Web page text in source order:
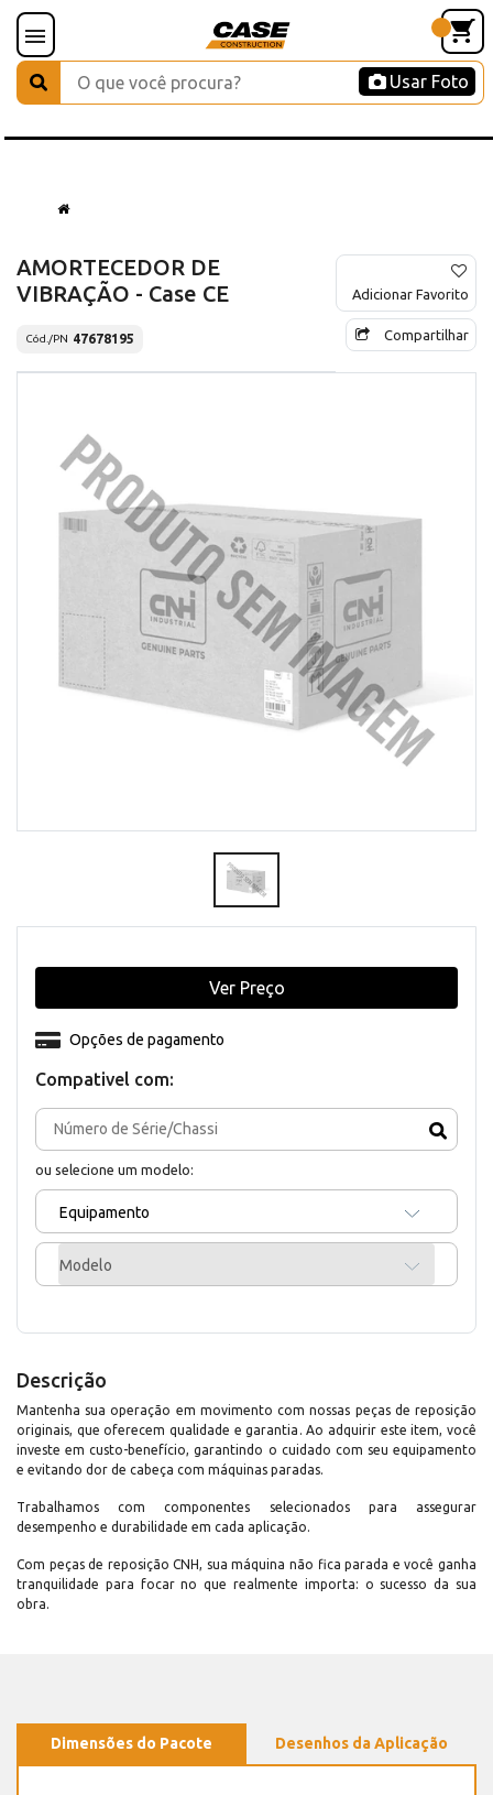
Usar Foto
AMORTECEDOR DE
VIBRAÇÃO - Case CE
Cód./PN 47678195
Adicionar Favorito
Compartilhar
Compativel com:
ou selecione um modelo:
Equipamento
Modelo
Opções de pagamento
Ver Preço
Descrição
Mantenha sua operação em movimento com nossas peças de reposição
originais, que oferecem qualidade e garantia. Ao adquirir este item, você
investe em custo-benefício, garantindo o cuidado com seu equipamento
e evitando dor de cabeça com máquinas paradas.
Trabalhamos com componentes selecionados para assegurar
desempenho e durabilidade em cada aplicação.
Com peças de reposição CNH, sua máquina não fica parada e você ganha
tranquilidade para focar no que realmente importa: o sucesso da sua
obra.
Dimensões do Pacote Desenhos da Aplicação